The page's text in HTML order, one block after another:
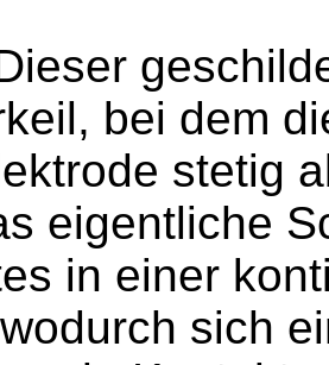
bei dem
stetig
eigentliche
in einer
sich